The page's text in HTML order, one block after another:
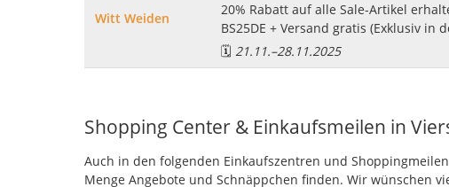
Witt Weiden
20% Rabatt auf alle Sale-Artikel
BS25DE + Versand gratis (Exklusiv in
🗓️ 21.11.–28.11.2025
Shopping Center & Einkaufsmeilen in
Auch in den folgenden Einkaufszentren und
Menge Angebote und Schnäppchen finden. Wir wünschen